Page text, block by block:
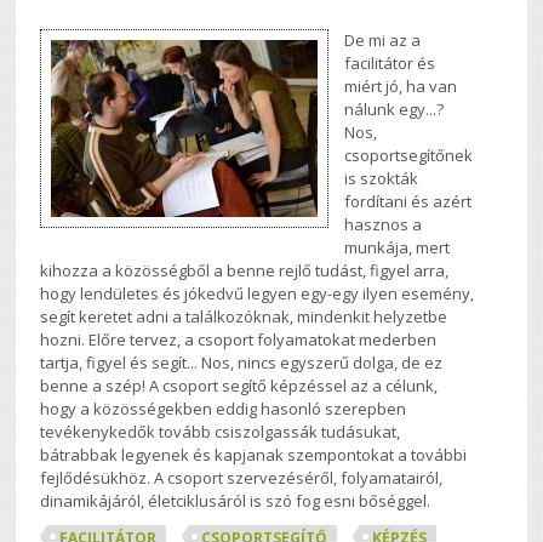
De mi az a
facilitátor és
miért jó, ha van
nálunk egy...?
Nos,
csoportsegítőnek
is szokták
fordítani és azért
hasznos a
munkája, mert
kihozza a közösségből a benne rejlő tudást, figyel arra,
hogy lendületes és jókedvű legyen egy-egy ilyen esemény,
segít keretet adni a találkozóknak, mindenkit helyzetbe
hozni. Előre tervez, a csoport folyamatokat mederben
tartja, figyel és segít... Nos, nincs egyszerű dolga, de ez
benne a szép! A csoport segítő képzéssel az a célunk,
hogy a közösségekben eddig hasonló szerepben
tevékenykedők tovább csiszolgassák tudásukat,
bátrabbak legyenek és kapjanak szempontokat a további
fejlődésükhöz. A csoport szervezéséről, folyamatairól,
dinamikájáról, életciklusáról is szó fog esni bőséggel.